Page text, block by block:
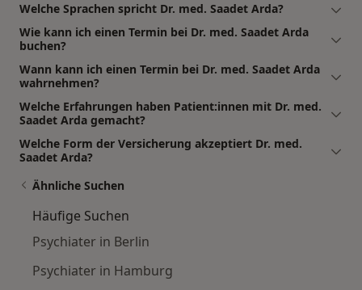
Welche Sprachen spricht Dr. med. Saadet Arda?
Wie kann ich einen Termin bei Dr. med. Saadet Arda
buchen?
Wann kann ich einen Termin bei Dr. med. Saadet Arda
wahrnehmen?
Welche Erfahrungen haben Patient:innen mit Dr. med.
Saadet Arda gemacht?
Welche Form der Versicherung akzeptiert Dr. med.
Saadet Arda?
Ähnliche Suchen
Häufige Suchen
Psychiater in Berlin
Psychiater in Hamburg